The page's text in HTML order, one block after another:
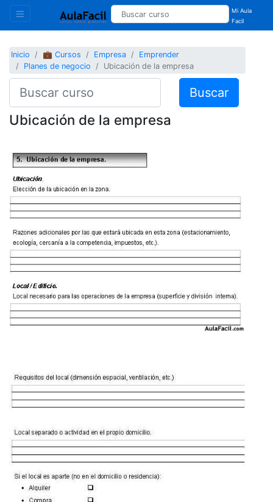
Mi Aula
Facil
Inicio 💼 Cursos Empresa
Emprender
Planes de negocio
Ubicación de la empresa
Buscar
Ubicación de la empresa